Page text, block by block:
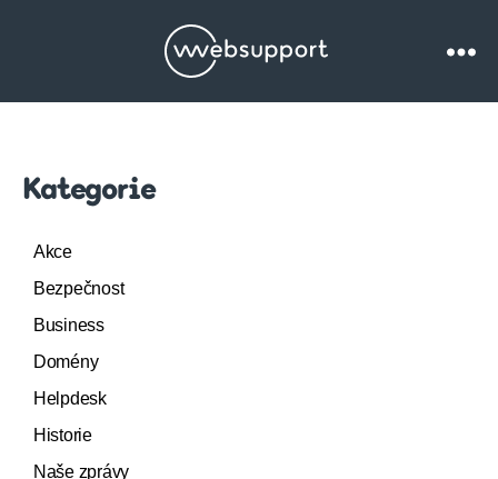
Websupport.cz
Kategorie
Akce
Bezpečnost
Business
Domény
Helpdesk
Historie
Naše zprávy